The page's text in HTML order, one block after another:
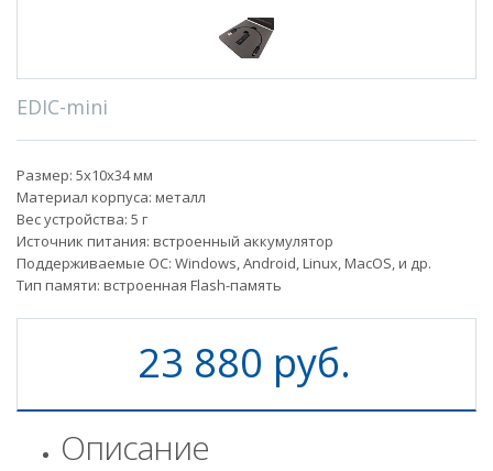
EDIC-mini
Размер: 5х10х34 мм
Материал корпуса: металл
Вес устройства: 5 г
Источник питания: встроенный аккумулятор
Поддерживаемые ОС: Windows, Android, Linux, MacOS, и др.
Тип памяти: встроенная Flash-память
23 880 руб.
Описание